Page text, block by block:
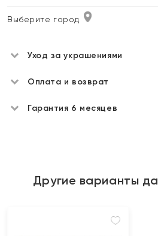
Выберите город
Уход за украшениями
Оплата и возврат
Гарантия 6 месяцев
Другие варианты